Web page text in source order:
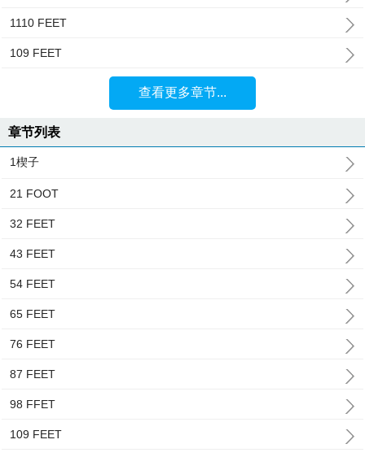
1110 FEET
109 FEET
查看更多章节...
章节列表
1楔子
21 FOOT
32 FEET
43 FEET
54 FEET
65 FEET
76 FEET
87 FEET
98 FFET
109 FEET